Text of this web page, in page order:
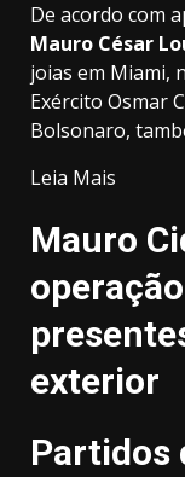
De acordo com
Mauro César
joias em Miami,
Exército Osmar
Bolsonaro,
Leia Mais
Mauro
exterior
Partidos